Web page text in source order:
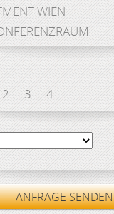
WIEN
2 3 4
ANFRAGE SENDEN